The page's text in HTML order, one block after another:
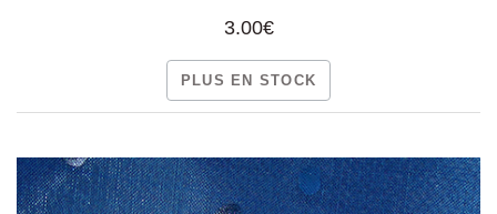
3.00€
PLUS EN STOCK